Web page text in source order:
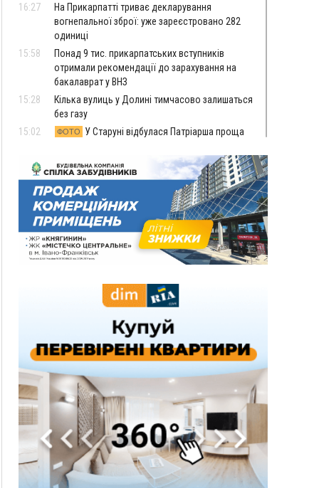
16:27
На Прикарпатті триває декларування
вогнепальної зброї: уже зареєстровано 282
одиниці
15:58
Понад 9 тис. прикарпатських вступників
отримали рекомендації до зарахування на
бакалаврат у ВНЗ
15:28
Кілька вулиць у Долині тимчасово залишаться
без газу
15:02
ФОТО
У Старуні відбулася Патріарша проща
Франківець Лев Кишакевич не зможе стати
суддею Міжнародного кримінального суду
14:14
У Ворохті проведуть Кубок ФЛСУ зі стрибків
на лижах, пам'яті оборонця Богдана Бухонка
13:30
ФОТО На Калущині розшукали чоловіка, який
три дні блукав у лісі
13:14
Боднар розповів про реакцію влади Польщі
"Едельвейси" щемливо привітали рідну
Коломию з Днем міста
Вчора у Франківську, Коломиї, Долині та
Яремче зафіксували рекордну спеку
11:45
У Надвірній п'яна жінка побила малолітнього
хлопчика: суд призначив штраф і 30 тисяч
компенсації
11:17
У басейні Дністра встановилася гідрологічна
посуха - рівні води наблизилися до найнижчих
показників
11:09
У Бурштині поблизу АЗС сталася масова бійка,
поліція з'ясовує обставини